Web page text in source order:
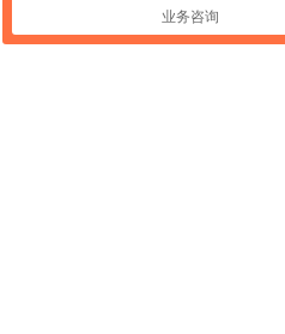
业务咨询